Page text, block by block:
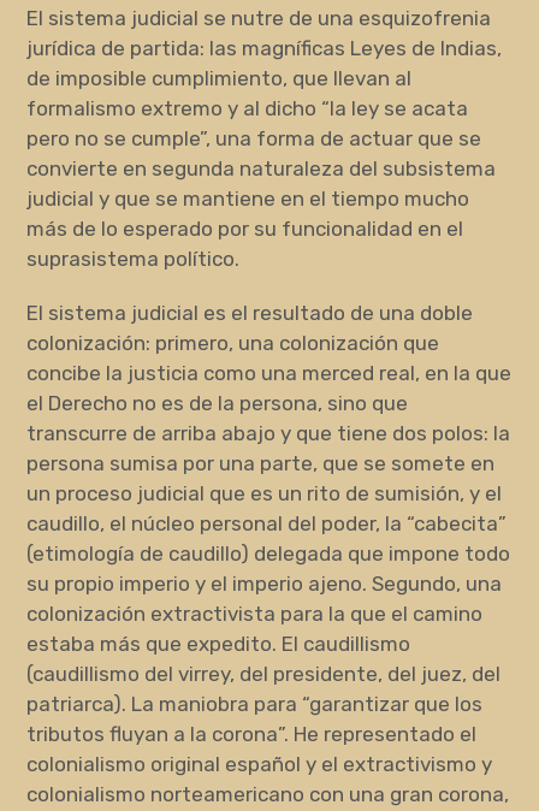
El sistema judicial se nutre de una esquizofrenia
jurídica de partida: las magníficas Leyes de Indias,
de imposible cumplimiento, que llevan al
formalismo extremo y al dicho “la ley se acata
pero no se cumple”, una forma de actuar que se
convierte en segunda naturaleza del subsistema
judicial y que se mantiene en el tiempo mucho
más de lo esperado por su funcionalidad en el
suprasistema político.
El sistema judicial es el resultado de una doble
colonización: primero, una colonización que
concibe la justicia como una merced real, en la que
el Derecho no es de la persona, sino que
transcurre de arriba abajo y que tiene dos polos: la
persona sumisa por una parte, que se somete en
un proceso judicial que es un rito de sumisión, y el
caudillo, el núcleo personal del poder, la “cabecita”
(etimología de caudillo) delegada que impone todo
su propio imperio y el imperio ajeno. Segundo, una
colonización extractivista para la que el camino
estaba más que expedito. El caudillismo
(caudillismo del virrey, del presidente, del juez, del
patriarca). La maniobra para “garantizar que los
tributos fluyan a la corona”. He representado el
colonialismo original español y el extractivismo y
colonialismo norteamericano con una gran corona,